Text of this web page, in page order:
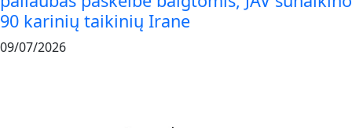
90 karinių taikinių Irane
09/07/2026